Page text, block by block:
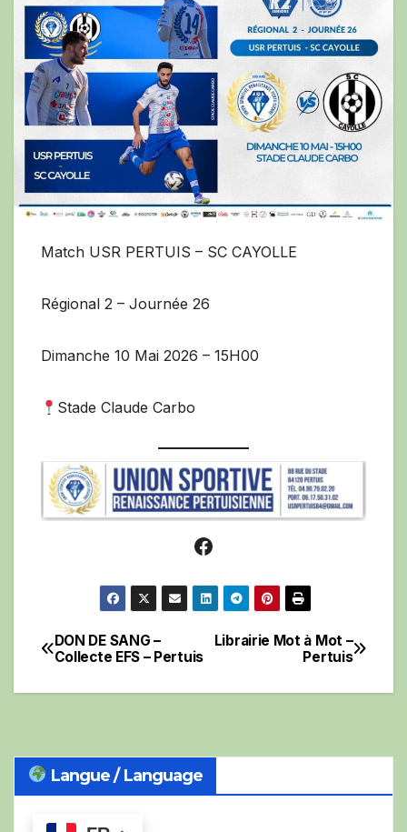
Match USR PERTUIS – SC CAYOLLE
Régional 2 – Journée 26
Dimanche 10 Mai 2026 – 15H00
Stade Claude Carbo
Facebook
Navigation
de
Librairie Mot à Mot –
Pertuis
DON DE SANG –
Collecte EFS – Pertuis
Langue / Language